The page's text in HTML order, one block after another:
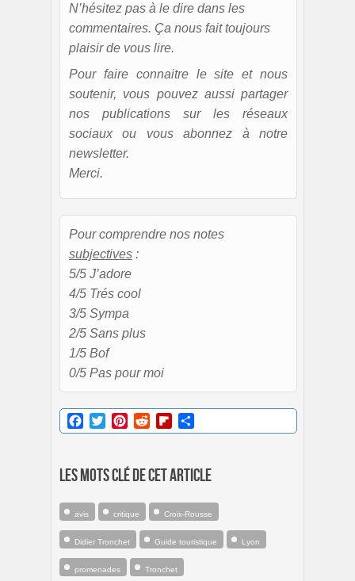
N’hésitez pas à le dire dans les
commentaires. Ça nous fait toujours
plaisir de vous lire.
Pour faire connaitre le site et nous
soutenir, vous pouvez aussi partager
nos publications sur les réseaux
sociaux ou vous abonnez à notre
newsletter.
Merci.
Pour comprendre nos notes
subjectives :
5/5 J’adore
4/5 Trés cool
3/5 Sympa
2/5 Sans plus
1/5 Bof
0/5 Pas pour moi
Facebook
TwitterPinterestRedditFlipboard
Les mots clé de cet article
avis critique Croix-Rousse
Didier Tronchet Guide touristique Lyon
promenades Tronchet